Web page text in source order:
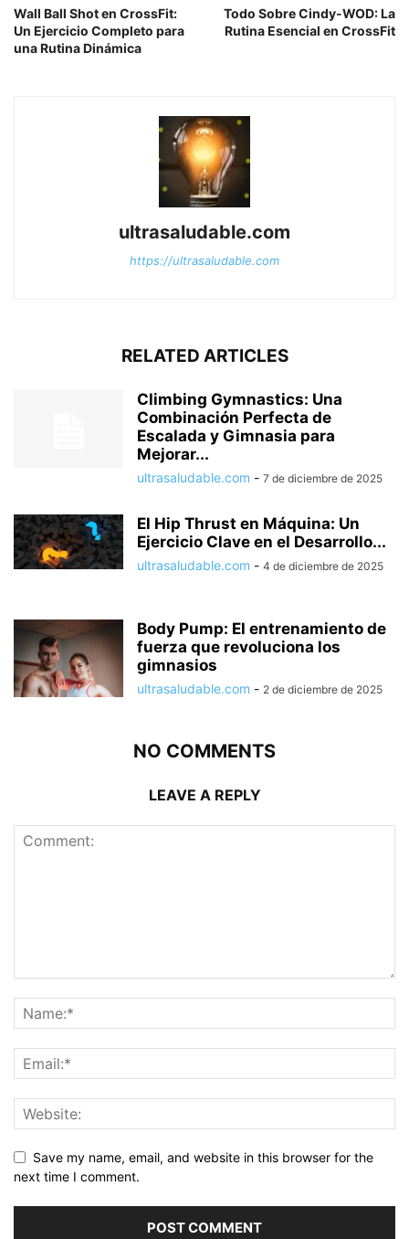
Wall Ball Shot en CrossFit:
Un Ejercicio Completo para
una Rutina Dinámica
Todo Sobre Cindy-WOD: La
Rutina Esencial en CrossFit
ultrasaludable.com
https://ultrasaludable.com
RELATED ARTICLES
Climbing Gymnastics: Una
Combinación Perfecta de
Escalada y Gimnasia para
Mejorar...
ultrasaludable.com - 7 de diciembre de 2025
El Hip Thrust en Máquina: Un
Ejercicio Clave en el Desarrollo...
ultrasaludable.com - 4 de diciembre de 2025
Body Pump: El entrenamiento de
fuerza que revoluciona los
gimnasios
ultrasaludable.com - 2 de diciembre de 2025
NO COMMENTS
LEAVE A REPLY
Save my name, email, and website in this browser for the
next time I comment.